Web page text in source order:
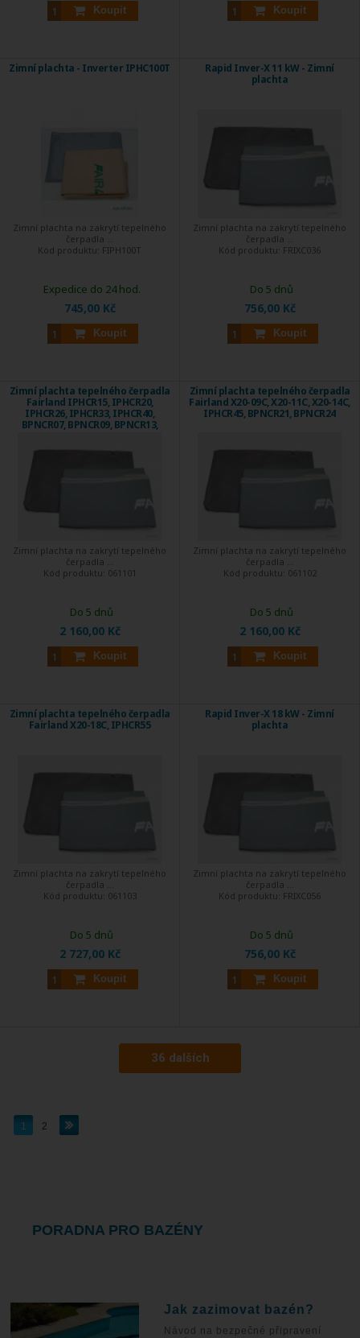
Koupit Koupit
Zimní plachta - Inverter IPHC100T
Zimní plachta na zakrytí tepelného
čerpadla ...
Kód produktu: FIPH100T
745,00 Kč
Koupit
Expedice do 24 hod.
Rapid Inver-X 11 kW - Zimní
plachta
Zimní plachta na zakrytí tepelného
čerpadla ...
Kód produktu: FRIXC036
756,00 Kč
Koupit
Do 5 dnů
Zimní plachta tepelného čerpadla
Fairland IPHCR15, IPHCR20,
IPHCR26, IPHCR33, IPHCR40,
BPNCR07, BPNCR09, BPNCR13,
Zimní plachta na zakrytí tepelného
čerpadla ...
Kód produktu: 061101
2 160,00 Kč
Koupit
Do 5 dnů
Zimní plachta tepelného čerpadla
Fairland X20-09C, X20-11C, X20-14C,
IPHCR45, BPNCR21, BPNCR24
Zimní plachta na zakrytí tepelného
čerpadla ...
Kód produktu: 061102
2 160,00 Kč
Koupit
Do 5 dnů
Zimní plachta tepelného čerpadla
Fairland X20-18C, IPHCR55
Zimní plachta na zakrytí tepelného
čerpadla ...
Kód produktu: 061103
2 727,00 Kč
Koupit
Do 5 dnů
Rapid Inver-X 18 kW - Zimní
plachta
Zimní plachta na zakrytí tepelného
čerpadla ...
Kód produktu: FRIXC056
756,00 Kč
Koupit
Do 5 dnů
36 dalších
1 2
PORADNA PRO BAZÉNY
Jak zazimovat bazén?
Návod na bezpečné připravení